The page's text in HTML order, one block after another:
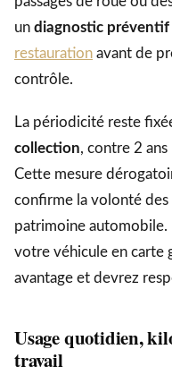
un diagnostic préventif
restauration avant de
contrôle.
La périodicité reste
collection, contre 2
Cette mesure
confirme la volonté
patrimoine automobile.
votre véhicule en carte
avantage et devrez
Usage quotidien,
travail